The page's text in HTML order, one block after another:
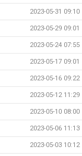
2023-05-31 09:10
2023-05-29 09:01
2023-05-24 07:55
2023-05-17 09:01
2023-05-16 09:22
2023-05-12 11:29
2023-05-10 08:00
2023-05-06 11:13
2023-05-03 10:12